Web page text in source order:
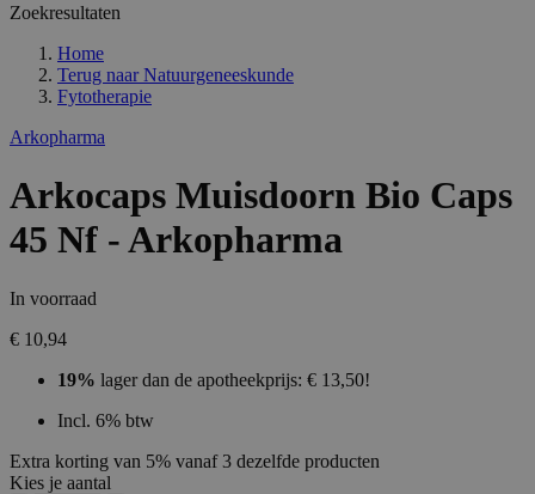
Zoekresultaten
Home
Terug naar Natuurgeneeskunde
Fytotherapie
Arkopharma
Arkocaps Muisdoorn Bio Caps
45 Nf - Arkopharma
In voorraad
€ 10,94
19% lager dan de apotheekprijs: € 13,50!
Incl. 6% btw
Extra korting van 5% vanaf 3 dezelfde producten
Kies je aantal